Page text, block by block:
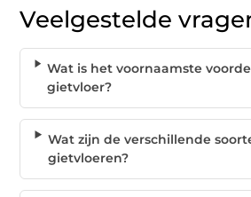
Veelgestelde
Wat is het voornaamste
gietvloer?
Wat zijn de verschillende
gietvloeren?